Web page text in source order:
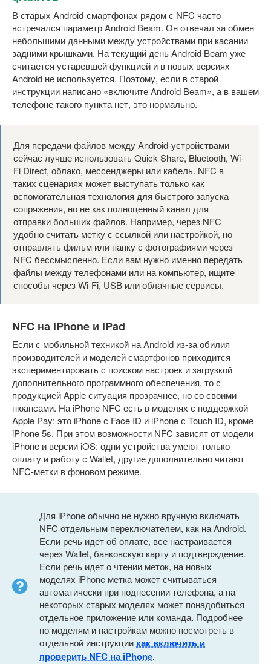
В старых Android-смартфонах рядом с NFC часто
встречался параметр Android Beam. Он отвечал за обмен
небольшими данными между устройствами при касании
задними крышками. На текущий день Android Beam уже
считается устаревшей функцией и в новых версиях
Android не используется. Поэтому, если в старой
инструкции написано «включите Android Beam», а в вашем
телефоне такого пункта нет, это нормально.
Для передачи файлов между Android-устройствами
сейчас лучше использовать Quick Share, Bluetooth, Wi-
Fi Direct, облако, мессенджеры или кабель. NFC в
таких сценариях может выступать только как
вспомогательная технология для быстрого запуска
сопряжения, но не как полноценный канал для
отправки больших файлов. Например, через NFC
удобно считать метку с ссылкой или настройкой, но
отправлять фильм или папку с фотографиями через
NFC бессмысленно. Если вам нужно именно передать
файлы между телефонами или на компьютер, ищите
способы через Wi-Fi, USB или облачные сервисы.
NFC на iPhone и iPad
Если с мобильной техникой на Android из-за обилия
производителей и моделей смартфонов приходится
экспериментировать с поиском настроек и загрузкой
дополнительного программного обеспечения, то с
продукцией Apple ситуация прозрачнее, но со своими
нюансами. На iPhone NFC есть в моделях с поддержкой
Apple Pay: это iPhone с Face ID и iPhone с Touch ID, кроме
iPhone 5s. При этом возможности NFC зависят от модели
iPhone и версии iOS: одни устройства умеют только
оплату и работу с Wallet, другие дополнительно читают
NFC-метки в фоновом режиме.
Для iPhone обычно не нужно вручную включать
NFC отдельным переключателем, как на Android.
Если речь идет об оплате, все настраивается
через Wallet, банковскую карту и подтверждение.
Если речь идет о чтении меток, на новых
моделях iPhone метка может считываться
автоматически при поднесении телефона, а на
некоторых старых моделях может понадобиться
отдельное приложение или команда. Подробнее
по моделям и настройкам можно посмотреть в
отдельной инструкции как включить и
проверить NFC на iPhone.